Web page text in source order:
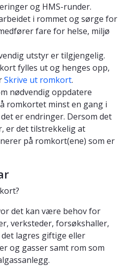
og HMS-runder.
i rommet og sørge for
fare for helse, miljø
utstyr er tilgjengelig.
fylles ut og henges opp,
Skrive ut romkort.
nødvendig oppdatere
romkortet minst en gang i
er endringer. Dersom det
er det tilstrekkelig at
på romkort(ene) som er
det kan være behov for
verksteder, forsøkshaller,
lagres giftige eller
og gasser samt rom som